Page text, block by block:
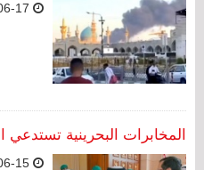
المخابرات البحرينية